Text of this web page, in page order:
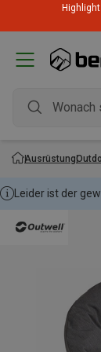
Ausrüstung
Leider ist der